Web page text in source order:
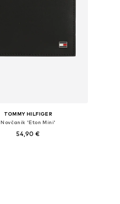
TOMMY HILFIGER
Novčanik 'Eton Mini'
54,90 €